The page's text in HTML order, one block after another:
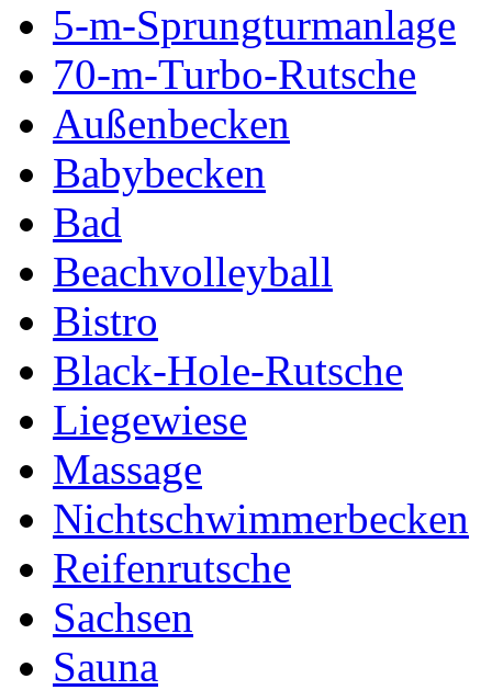
5-m-Sprungturmanlage
70-m-Turbo-Rutsche
Außenbecken
Babybecken
Bad
Beachvolleyball
Bistro
Black-Hole-Rutsche
Liegewiese
Massage
Nichtschwimmerbecken
Reifenrutsche
Sachsen
Sauna